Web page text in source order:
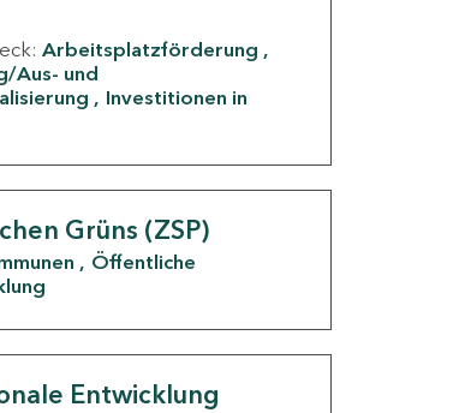
Arbeitsplatzförderung
Aus- und
Investitionen in
Grüns (ZSP)
Öffentliche
Entwicklung